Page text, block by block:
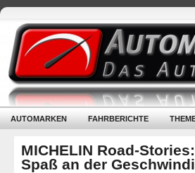
AUTOMARKEN FAHRBERICHTE
MICHELIN Road-
Spaß an der